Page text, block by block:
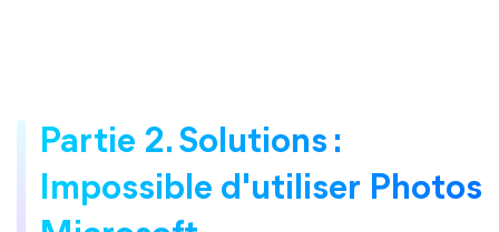
Partie 2. Solutions :
Impossible d'utiliser Photos